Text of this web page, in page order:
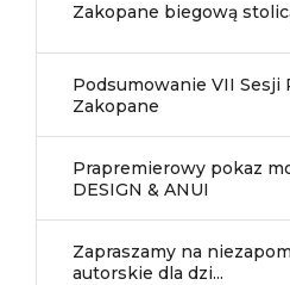
Zakopane biegową
Podsumowanie VII Sesji
Zakopane
Prapremierowy pokaz
DESIGN & ANUI
Zapraszamy na
autorskie dla dzi...